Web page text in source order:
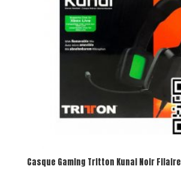
Casque Gaming Tritton Kunai Noir Filaire